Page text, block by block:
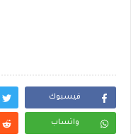
فيسبوك
واتساب